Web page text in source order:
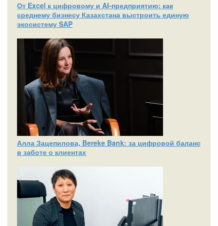
От Excel к цифровому и AI‑предприятию: как
среднему бизнесу Казахстана выстроить единую
экосистему SAP
Алла Зацепилова, Bereke Bank: за цифровой баланс
в заботе о клиентах